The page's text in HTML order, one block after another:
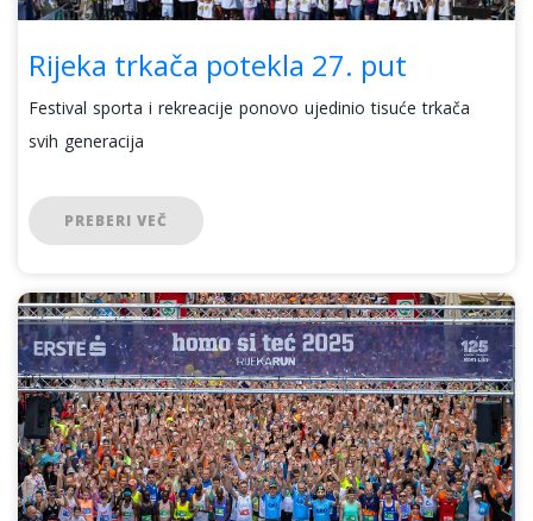
Rijeka trkača potekla 27. put
Festival sporta i rekreacije ponovo ujedinio tisuće trkača
svih generacija
PREBERI VEČ